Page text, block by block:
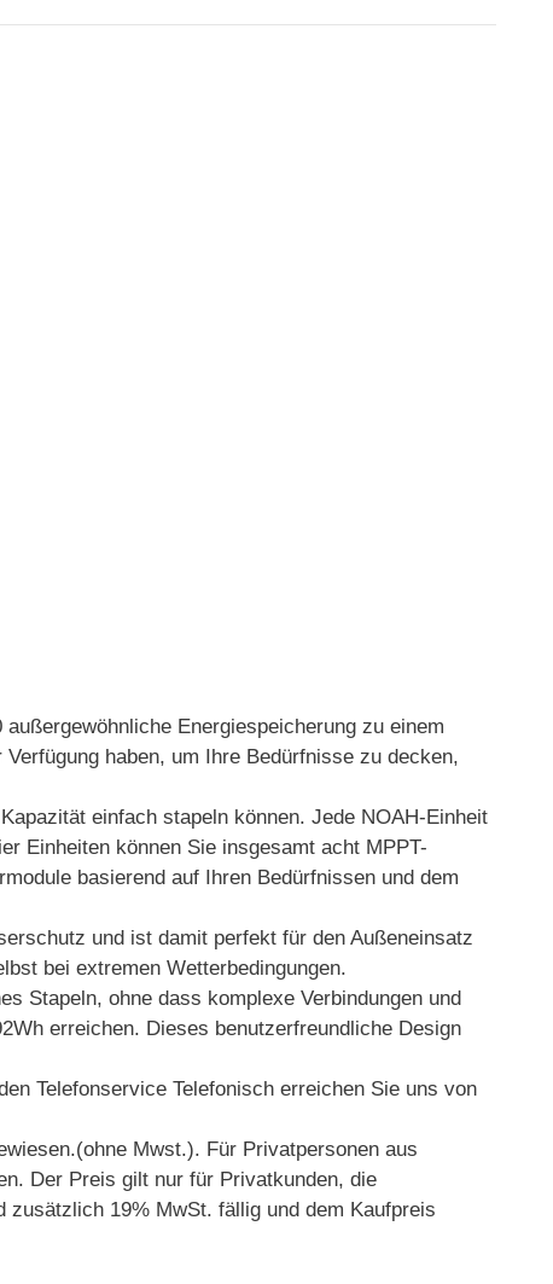
Energiespeicherung zu einem
haben, um Ihre Bedürfnisse zu decken,
einfach stapeln können. Jede NOAH-Einheit
Einheiten können Sie insgesamt acht MPPT-
basierend auf Ihren Bedürfnissen und dem
und ist damit perfekt für den Außeneinsatz
bei extremen Wetterbedingungen.
Stapeln, ohne dass komplexe Verbindungen und
erreichen. Dieses benutzerfreundliche Design
Telefonservice Telefonisch erreichen Sie uns von
Mwst.). Für Privatpersonen aus
Der Preis gilt nur für Privatkunden, die
19% MwSt. fällig und dem Kaufpreis